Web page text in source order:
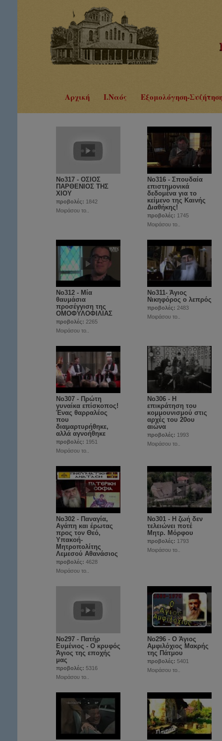
Αρχική Ι.Ναός Εξομολόγηση-
No317 - ΟΣΙΟΣ
ΠΑΡΘΕΝΙΟΣ ΤΗΣ
ΧΙΟΥ
προβολές: 1842
Μοιράσου το..
Νο316 - Σπουδαία
επιστημονικά
δεδομένα για το
κείμενο της Καινής
Διαθήκης!
προβολές: 1745
Μοιράσου το..
No312 - Μία
θαυμάσια
προσέγγιση της
ΟΜΟΦΥΛΟΦΙΛΙΑΣ
προβολές: 2265
Μοιράσου το..
Νο311- Άγιος
Νικηφόρος ο λεπρός
προβολές: 2483
Μοιράσου το..
No307 - Πρώτη
γυναίκα επίσκοπος!
Ένας θαρραλέος
που
διαμαρτυρήθηκε,
αλλά αγνοήθηκε
προβολές: 1951
Μοιράσου το..
No306 - Η
επικράτηση του
κομμουνισμού στις
αρχές του 20ου
αιώνα
προβολές: 1993
Μοιράσου το..
No302 - Παναγία,
Αγάπη και έρωτας
προς τον Θεό,
Υπακοή-
Μητροπολίτης
Λεμεσού Αθανάσιος
προβολές: 4628
Μοιράσου το..
No301 - Η ζωή δεν
τελειώνει ποτέ
Μητρ. Μόρφου
προβολές: 1793
Μοιράσου το..
No297 - Πατήρ
Ευμένιος - Ο κρυφός
Άγιος της εποχής
μας
προβολές: 5316
Μοιράσου το..
Νο296 - Ο Άγιος
Αμφιλόχιος Μακρής
της Πάτμου
προβολές: 5401
Μοιράσου το..